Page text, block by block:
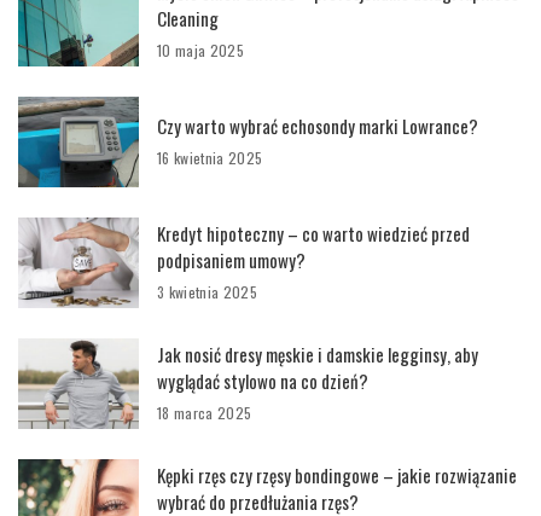
Cleaning
10 maja 2025
Czy warto wybrać echosondy marki Lowrance?
16 kwietnia 2025
Kredyt hipoteczny – co warto wiedzieć przed
podpisaniem umowy?
3 kwietnia 2025
Jak nosić dresy męskie i damskie legginsy, aby
wyglądać stylowo na co dzień?
18 marca 2025
Kępki rzęs czy rzęsy bondingowe – jakie rozwiązanie
wybrać do przedłużania rzęs?